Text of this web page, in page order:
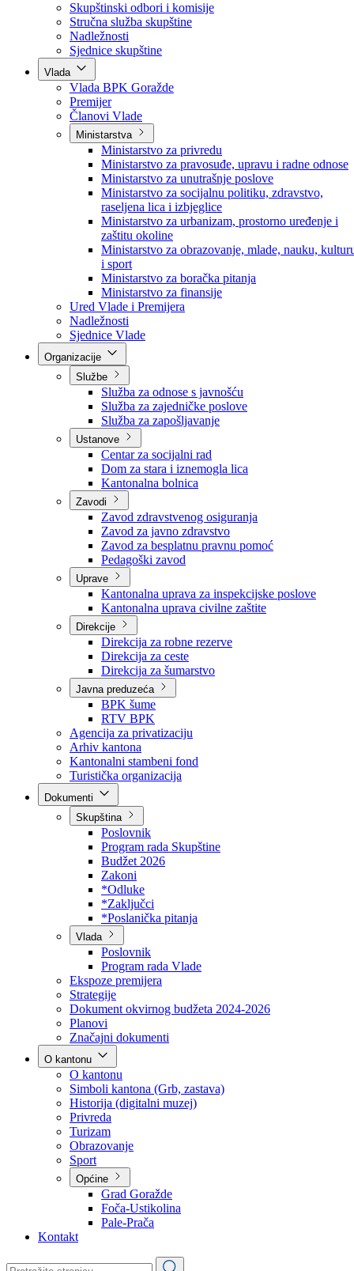
Poslanici po strankama
Poslanici po klubovima naroda
Kolegij skupštine
Skupštinski odbori i komisije
Stručna služba skupštine
Nadležnosti
Sjednice skupštine
Vlada
Vlada BPK Goražde
Premijer
Članovi Vlade
Ministarstva
Ministarstvo za privredu
Ministarstvo za pravosuđe, upravu i radne odnose
Ministarstvo za unutrašnje poslove
Ministarstvo za socijalnu politiku, zdravstvo,
raseljena lica i izbjeglice
Ministarstvo za urbanizam, prostorno uređenje i
zaštitu okoline
Ministarstvo za obrazovanje, mlade, nauku,
i sport
Ministarstvo za boračka pitanja
Ministarstvo za finansije
Ured Vlade i Premijera
Nadležnosti
Sjednice Vlade
Službe
Služba za odnose s javnošću
Služba za zajedničke poslove
Služba za zapošljavanje
Ustanove
Centar za socijalni rad
Dom za stara i iznemogla lica
Kantonalna bolnica
Zavodi
Zavod zdravstvenog osiguranja
Zavod za javno zdravstvo
Zavod za besplatnu pravnu pomoć
Pedagoški zavod
Uprave
Kantonalna uprava za inspekcijske poslove
Kantonalna uprava civilne zaštite
Direkcije
Direkcija za robne rezerve
Direkcija za ceste
Direkcija za šumarstvo
Javna preduzeća
BPK šume
RTV BPK
Agencija za privatizaciju
Arhiv kantona
Kantonalni stambeni fond
Turistička organizacija
Skupština
Poslovnik
Program rada Skupštine
Budžet 2026
Zakoni
*Odluke
*Zaključci
*Poslanička pitanja
Vlada
Poslovnik
Program rada Vlade
Ekspoze premijera
Strategije
Dokument okvirnog budžeta 2024-2026
Planovi
Značajni dokumenti
O kantonu
O kantonu
Simboli kantona (Grb, zastava)
Historija (digitalni muzej)
Privreda
Turizam
Obrazovanje
Općine
Pale-Prača